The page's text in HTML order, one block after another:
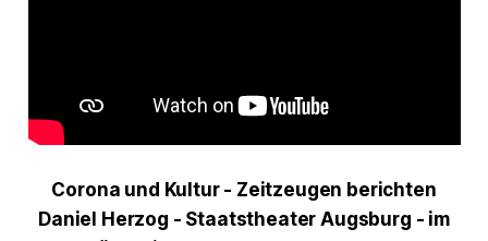
Corona und Kultur - Zeitzeugen berichten
Daniel Herzog - Staatstheater Augsburg - im